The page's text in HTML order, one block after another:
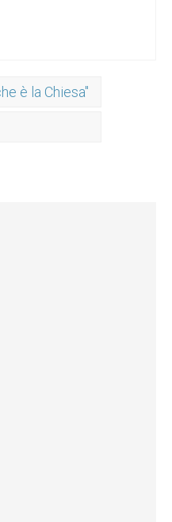
è la Chiesa"